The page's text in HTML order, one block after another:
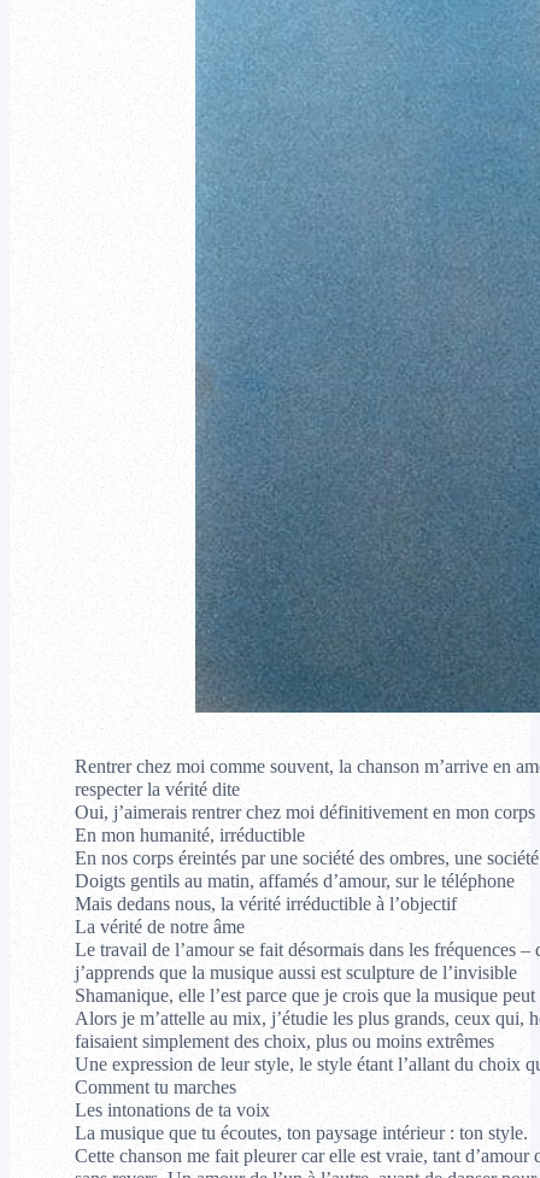
Rentrer chez moi comme souvent, la chanson m’arrive en
respecter la vérité dite
Oui, j’aimerais rentrer chez moi définitivement en mon corps
En mon humanité, irréductible
En nos corps éreintés par une société des ombres, une
Doigts gentils au matin, affamés d’amour, sur le téléphone
Mais dedans nous, la vérité irréductible à l’objectif
La vérité de notre âme
Le travail de l’amour se fait désormais dans les fréquences
j’apprends que la musique aussi est sculpture de l’invisible
Shamanique, elle l’est parce que je crois que la musique
Alors je m’attelle au mix, j’étudie les plus grands, ceux qui,
faisaient simplement des choix, plus ou moins extrêmes
Une expression de leur style, le style étant l’allant du choix
Comment tu marches
Les intonations de ta voix
La musique que tu écoutes, ton paysage intérieur : ton style.
Cette chanson me fait pleurer car elle est vraie, tant